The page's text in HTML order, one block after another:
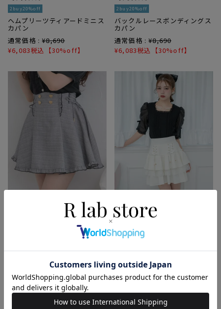
2buy20%off
ヘムプリーツティアードミニス
カパン
通常価格 : ¥8,690
¥6,083税込 【30%off】
2buy20%off
バックルレースボンディングス
カパン
通常価格 : ¥8,690
¥6,083税込 【30%off】
サイドレースアップハイウエス
【30%off】
2buy20%off 動画
カパン
¥6,083税込【30%off】